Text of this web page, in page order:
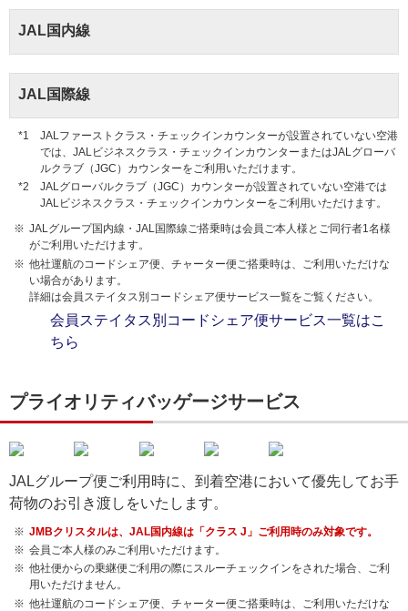
JAL国内線
JAL国際線
JALファーストクラス・チェックインカウンターが設置されていない空港
では、JALビジネスクラス・チェックインカウンターまたはJALグローバ
ルクラブ（JGC）カウンターをご利用いただけます。
JALグローバルクラブ（JGC）カウンターが設置されていない空港では
JALビジネスクラス・チェックインカウンターをご利用いただけます。
JALグループ国内線・JAL国際線ご搭乗時は会員ご本人様とご同行者1名様
がご利用いただけます。
他社運航のコードシェア便、チャーター便ご搭乗時は、ご利用いただけな
い場合があります。
詳細は会員ステイタス別コードシェア便サービス一覧をご覧ください。
会員ステイタス別コードシェア便サービス一覧はこ
ちら
プライオリティバッゲージサービス
JALグループ便ご利用時に、到着空港において優先してお手
荷物のお引き渡しをいたします。
JMBクリスタルは、JAL国内線は「クラス J」ご利用時のみ対象です。
会員ご本人様のみご利用いただけます。
他社便からの乗継便ご利用の際にスルーチェックインをされた場合、ご利
用いただけません。
他社運航のコードシェア便、チャーター便ご搭乗時は、ご利用いただけな